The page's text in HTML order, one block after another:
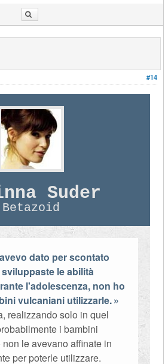
#14
Suder
Betazoid
dato per scontato
le abilità
l'adolescenza, non ho
vulcaniani utilizzarle.
realizzando solo in quel
i bambini
le avevano affinate in
per poterle utilizzare.